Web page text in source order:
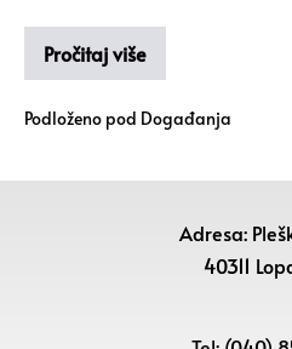
Pročitaj više
Podloženo pod Događanja
Adresa:
40311